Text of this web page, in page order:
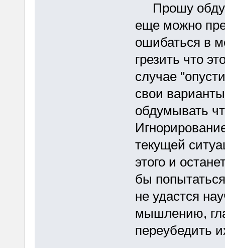
Прошу
еще можно
ошибаться в
грезить что
случае
свои
обдумывать
текущей
этого и
бы
не удастся
мышлению,
переубедить